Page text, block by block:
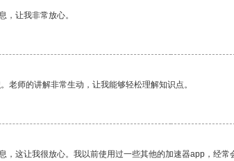
，让我非常放心。
老师的讲解非常生动，让我能够轻松理解知识点。
这让我很放心。我以前使用过一些其他的加速器app，经常